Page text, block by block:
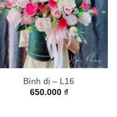
Bình dị – L16
650.000 ₫